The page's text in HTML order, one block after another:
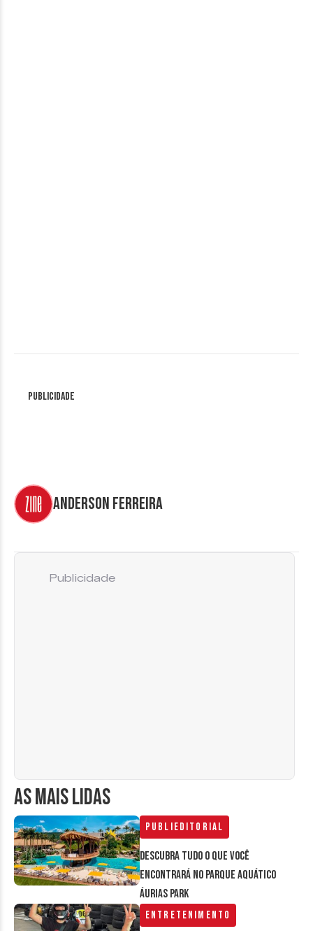
Publicidade
Anderson Ferreira
AS MAIS LIDAS
Publieditorial
Descubra tudo o que você
encontrará no parque aquático
Áurias Park
Entretenimento
Publicidade